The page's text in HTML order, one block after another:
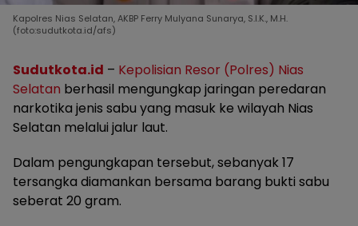
Kapolres Nias Selatan, AKBP Ferry Mulyana Sunarya, S.I.K., M.H.
(foto:sudutkota.id/afs)
Sudutkota.id – Kepolisian Resor (Polres) Nias
Selatan berhasil mengungkap jaringan peredaran
narkotika jenis sabu yang masuk ke wilayah Nias
Selatan melalui jalur laut.
Dalam pengungkapan tersebut, sebanyak 17
tersangka diamankan bersama barang bukti sabu
seberat 20 gram.